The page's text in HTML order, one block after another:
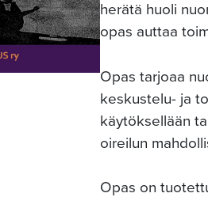
herätä huoli
opas auttaa
Opas tarjoaa
keskustelu- ja
käytöksellään
oireilun
Opas on